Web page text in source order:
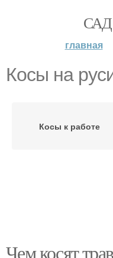
главная
Косы на
Косы к работе
Чем косят